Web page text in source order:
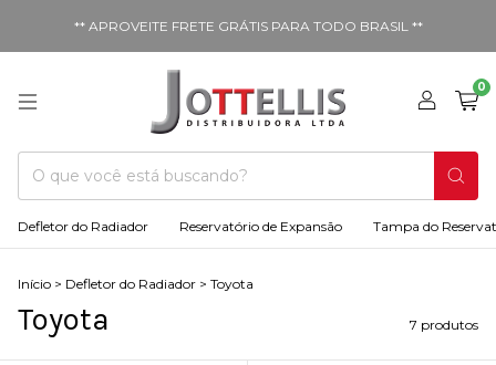
** APROVEITE FRETE GRÁTIS PARA TODO BRASIL **
0
Defletor do Radiador Reservatório de Expansão Tampa do
Início > Defletor do Radiador > Toyota
Toyota 7 produtos